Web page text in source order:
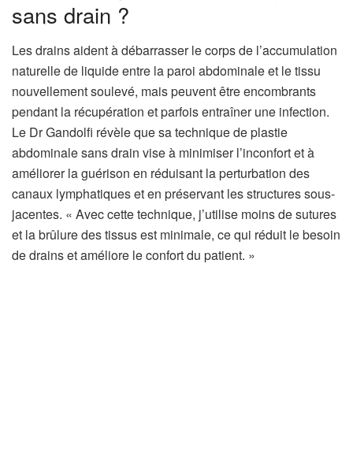
sans drain ?
Les drains aident à débarrasser le corps de l’accumulation
naturelle de liquide entre la paroi abdominale et le tissu
nouvellement soulevé, mais peuvent être encombrants
pendant la récupération et parfois entraîner une infection.
Le Dr Gandolfi révèle que sa technique de plastie
abdominale sans drain vise à minimiser l’inconfort et à
améliorer la guérison en réduisant la perturbation des
canaux lymphatiques et en préservant les structures sous-
jacentes. « Avec cette technique, j’utilise moins de sutures
et la brûlure des tissus est minimale, ce qui réduit le besoin
de drains et améliore le confort du patient. »